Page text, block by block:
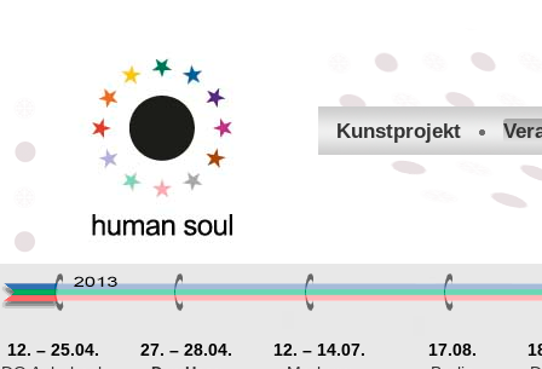
Kunstprojekt
12. – 25.04. 27. – 28.04. 12. – 14.07. 17.08.